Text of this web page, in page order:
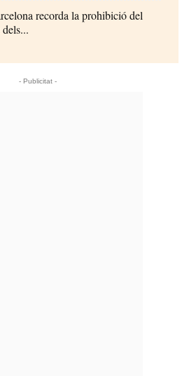
recorda la prohibició del
- Publicitat -